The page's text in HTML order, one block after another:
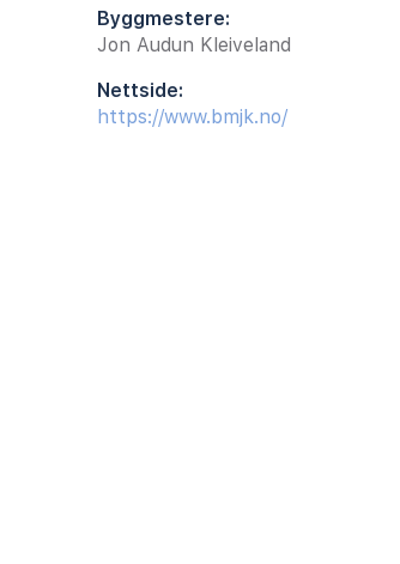
Byggmestere:
Jon Audun Kleiveland
Nettside:
https://www.bmjk.no/